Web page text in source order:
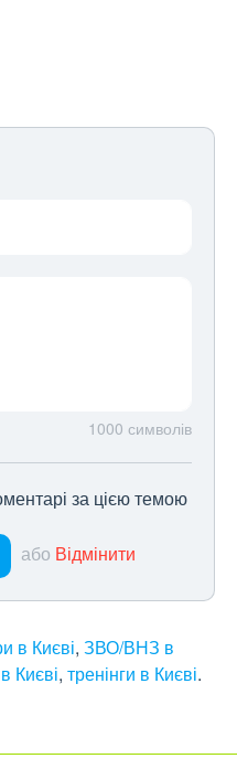
1000 символів
за цією темою
або Відмінити
в Києві, ЗВО/ВНЗ в
Києві, тренінги в Києві.